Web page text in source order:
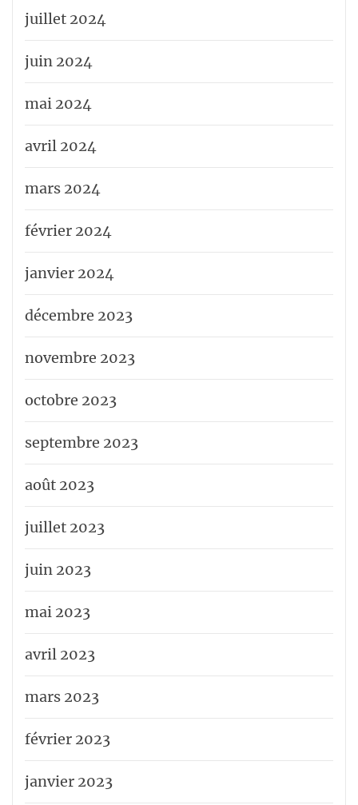
juillet 2024
juin 2024
mai 2024
avril 2024
mars 2024
février 2024
janvier 2024
décembre 2023
novembre 2023
octobre 2023
septembre 2023
août 2023
juillet 2023
juin 2023
mai 2023
avril 2023
mars 2023
février 2023
janvier 2023